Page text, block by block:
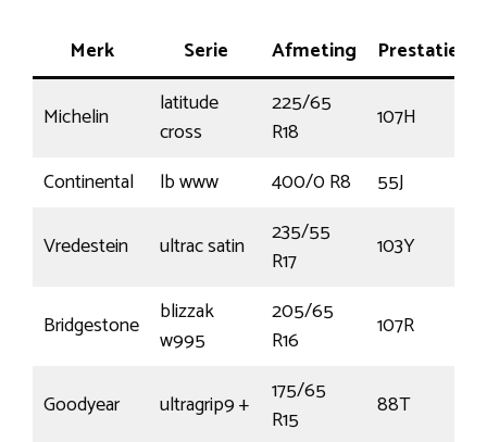
Merk Serie Afmeting Prestatie
Michelin
latitude
cross
225/65
R18
107H
Continental
lb www 400/0 R8 55J
Vredestein
ultrac satin
235/55
R17
103Y
Bridgestone
blizzak
w995
205/65
R16
107R
Goodyear ultragrip9 +
175/65
R15
88T